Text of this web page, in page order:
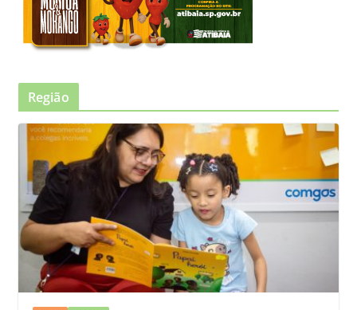
Região